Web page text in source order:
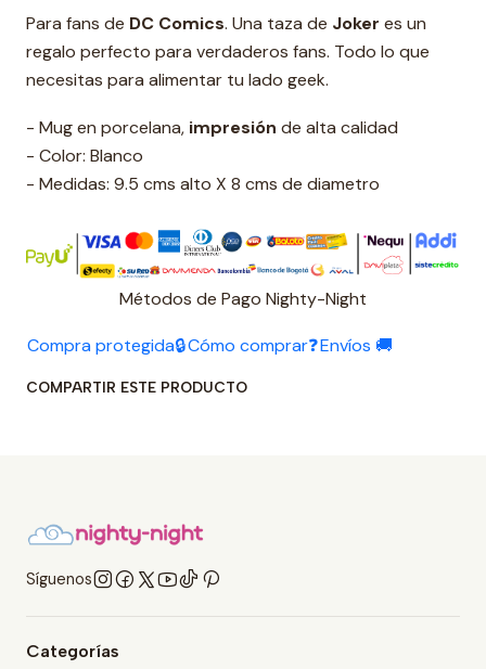
Para fans de DC Comics. Una taza de Joker es un
regalo perfecto para verdaderos fans. Todo lo que
necesitas para alimentar tu lado geek.
- Mug en porcelana, impresión de alta calidad
- Color: Blanco
- Medidas: 9.5 cms alto X 8 cms de diametro
Métodos de Pago Nighty-Night
Compra protegida🔒Cómo comprar❓Envíos 🚚
COMPARTIR ESTE PRODUCTO
Síguenos
Categorías